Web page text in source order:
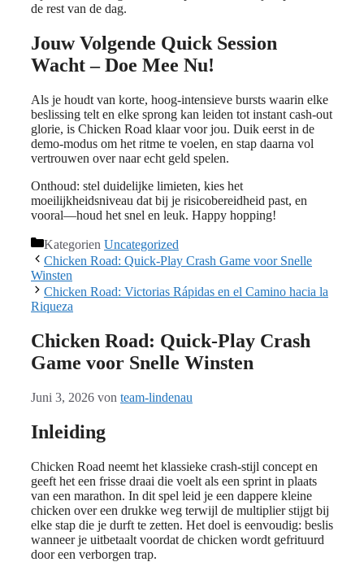
de rest van de dag.
Jouw Volgende Quick Session
Wacht – Doe Mee Nu!
Als je houdt van korte, hoog‑intensieve bursts waarin elke
beslissing telt en elke sprong kan leiden tot instant cash‑out
glorie, is Chicken Road klaar voor jou. Duik eerst in de
demo‑modus om het ritme te voelen, en stap daarna vol
vertrouwen over naar echt geld spelen.
Onthoud: stel duidelijke limieten, kies het
moeilijkheidsniveau dat bij je risicobereidheid past, en
vooral—houd het snel en leuk. Happy hopping!
Kategorien Uncategorized
Chicken Road: Quick‑Play Crash Game voor Snelle
Winsten
Chicken Road: Victorias Rápidas en el Camino hacia la
Riqueza
Chicken Road: Quick‑Play Crash
Game voor Snelle Winsten
Juni 3, 2026 von team-lindenau
Inleiding
Chicken Road neemt het klassieke crash‑stijl concept en
geeft het een frisse draai die voelt als een sprint in plaats
van een marathon. In dit spel leid je een dappere kleine
chicken over een drukke weg terwijl de multiplier stijgt bij
elke stap die je durft te zetten. Het doel is eenvoudig: beslis
wanneer je uitbetaalt voordat de chicken wordt gefrituurd
door een verborgen trap.